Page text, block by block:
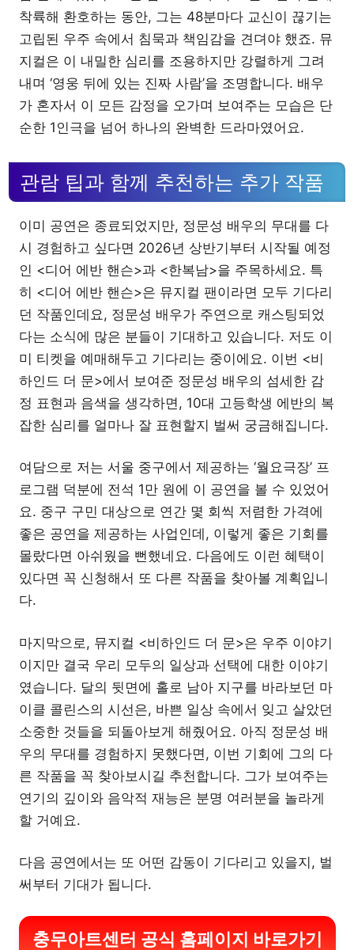
착륙해 환호하는 동안, 그는 48분마다 교신이 끊기는
고립된 우주 속에서 침묵과 책임감을 견뎌야 했죠. 뮤
지컬은 이 내밀한 심리를 조용하지만 강렬하게 그려
내며 ‘영웅 뒤에 있는 진짜 사람’을 조명합니다. 배우
가 혼자서 이 모든 감정을 오가며 보여주는 모습은 단
순한 1인극을 넘어 하나의 완벽한 드라마였어요.
관람 팁과 함께 추천하는 추가 작품
이미 공연은 종료되었지만, 정문성 배우의 무대를 다
시 경험하고 싶다면 2026년 상반기부터 시작될 예정
인 <디어 에반 핸슨>과 <한복남>을 주목하세요. 특
히 <디어 에반 핸슨>은 뮤지컬 팬이라면 모두 기다리
던 작품인데요, 정문성 배우가 주연으로 캐스팅되었
다는 소식에 많은 분들이 기대하고 있습니다. 저도 이
미 티켓을 예매해두고 기다리는 중이에요. 이번 <비
하인드 더 문>에서 보여준 정문성 배우의 섬세한 감
정 표현과 음색을 생각하면, 10대 고등학생 에반의 복
잡한 심리를 얼마나 잘 표현할지 벌써 궁금해집니다.
여담으로 저는 서울 중구에서 제공하는 ‘월요극장’ 프
로그램 덕분에 전석 1만 원에 이 공연을 볼 수 있었어
요. 중구 구민 대상으로 연간 몇 회씩 저렴한 가격에
좋은 공연을 제공하는 사업인데, 이렇게 좋은 기회를
몰랐다면 아쉬웠을 뻔했네요. 다음에도 이런 혜택이
있다면 꼭 신청해서 또 다른 작품을 찾아볼 계획입니
다.
마지막으로, 뮤지컬 <비하인드 더 문>은 우주 이야기
이지만 결국 우리 모두의 일상과 선택에 대한 이야기
였습니다. 달의 뒷면에 홀로 남아 지구를 바라보던 마
이클 콜린스의 시선은, 바쁜 일상 속에서 잊고 살았던
소중한 것들을 되돌아보게 해줬어요. 아직 정문성 배
우의 무대를 경험하지 못했다면, 이번 기회에 그의 다
른 작품을 꼭 찾아보시길 추천합니다. 그가 보여주는
연기의 깊이와 음악적 재능은 분명 여러분을 놀라게
할 거예요.
다음 공연에서는 또 어떤 감동이 기다리고 있을지, 벌
써부터 기대가 됩니다.
충무아트센터 공식 홈페이지 바로가기